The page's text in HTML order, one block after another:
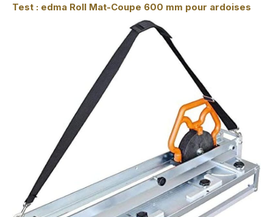
Test : edma Roll Mat-Coupe 600 mm pour ardoises